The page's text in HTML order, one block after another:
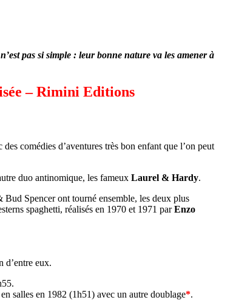
pas si simple : leur bonne nature va les amener à
– Rimini Editions
comédies d’aventures très bon enfant que l’on peut
duo antinomique, les fameux Laurel & Hardy.
Spencer ont tourné ensemble, les deux plus
spaghetti, réalisés en 1970 et 1971 parEnzo
d’entre eux.
salles en 1982 (1h51) avec un autre doublage*.